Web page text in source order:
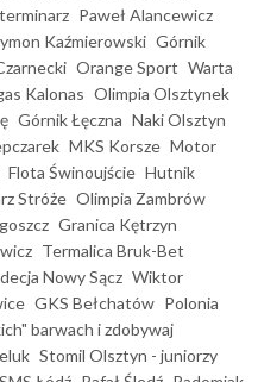
terminarz Paweł Alancewicz
Kaźmierowski Górnik
Orange Sport Warta
Kalonas Olimpia Olsztynek
Górnik Łęczna Naki Olsztyn
MKS Korsze Motor
Flota Świnoujście Hutnik
Stróże Olimpia Zambrów
Granica Kętrzyn
Termalica Bruk-Bet
Nowy Sącz Wiktor
GKS Bełchatów Polonia
barwach i zdobywaj
Stomil Olsztyn - juniorzy